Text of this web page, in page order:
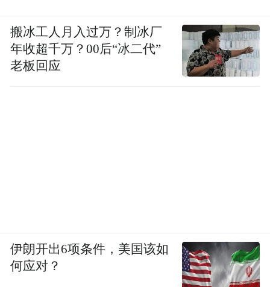
搬冰工人月入过万？制冰厂
年收超千万？00后“冰二代”
老板回应
伊朗开出6项条件，美国该如
何应对？